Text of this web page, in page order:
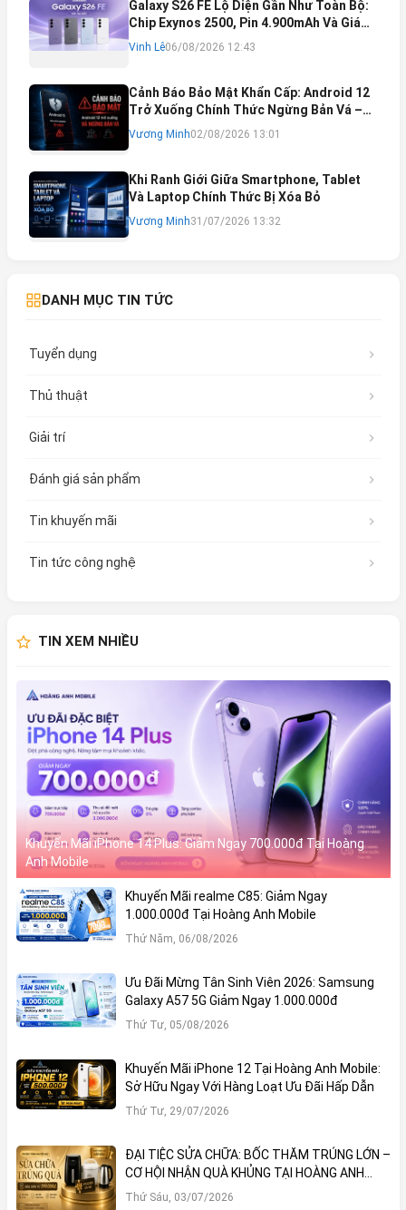
Galaxy S26 FE Lộ Diện Gần Như Toàn Bộ:
Chip Exynos 2500, Pin 4.900mAh Và Giá
Bán Dự Kiến
Vinh Lê06/08/2026 12:43
Cảnh Báo Bảo Mật Khẩn Cấp: Android 12
Trở Xuống Chính Thức Ngừng Bản Vá –
Rủi Ro Mất Tài Khoản Ngân Hàng & Cách
Khắc Phục
Vương Minh02/08/2026 13:01
Khi Ranh Giới Giữa Smartphone, Tablet
Và Laptop Chính Thức Bị Xóa Bỏ
Vương Minh31/07/2026 13:32
DANH MỤC TIN TỨC
Tuyển dụng
Thủ thuật
Giải trí
Đánh giá sản phẩm
Tin khuyến mãi
Tin tức công nghệ
TIN XEM NHIỀU
Khuyến Mãi iPhone 14 Plus: Giảm Ngay 700.000đ Tại Hoàng
Anh Mobile
Khuyến Mãi realme C85: Giảm Ngay
1.000.000đ Tại Hoàng Anh Mobile
Thứ Năm, 06/08/2026
Ưu Đãi Mừng Tân Sinh Viên 2026: Samsung
Galaxy A57 5G Giảm Ngay 1.000.000đ
Thứ Tư, 05/08/2026
Khuyến Mãi iPhone 12 Tại Hoàng Anh Mobile:
Sở Hữu Ngay Với Hàng Loạt Ưu Đãi Hấp Dẫn
Thứ Tư, 29/07/2026
ĐẠI TIỆC SỬA CHỮA: BỐC THĂM TRÚNG LỚN –
CƠ HỘI NHẬN QUÀ KHỦNG TẠI HOÀNG ANH
MOBILE
Thứ Sáu, 03/07/2026